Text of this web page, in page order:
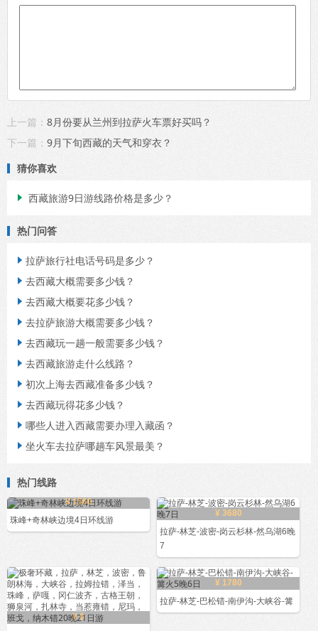
上一篇： 8月份要从兰州到拉萨火车票好买吗？
下一篇： 9月下旬西藏的天气和穿衣？
猜你喜欢
 西藏旅游9日游线路价格是多少？
热门问答
 拉萨旅行社电话号码是多少？
 去西藏大概需要多少钱？
 去西藏大概要花多少钱？
 去拉萨旅游大概需要多少钱？
 去西藏玩一趟一般需要多少钱？
 去西藏旅游走什么线路？
 初次上海去西藏准备多少钱？
 去西藏玩得花多少钱？
 哪些人进入西藏需要办理入藏函？
 坐火车去拉萨哪趟车风景最美？
热门线路
¥ 1560
珠峰+奇林峡边境4日环线游
¥ 3680
拉萨-林芝-波密-岗云杉林-然乌湖6晚
7
¥ 0
¥ 1780
拉萨-林芝-巴松错-南伊沟-大峡谷-篝